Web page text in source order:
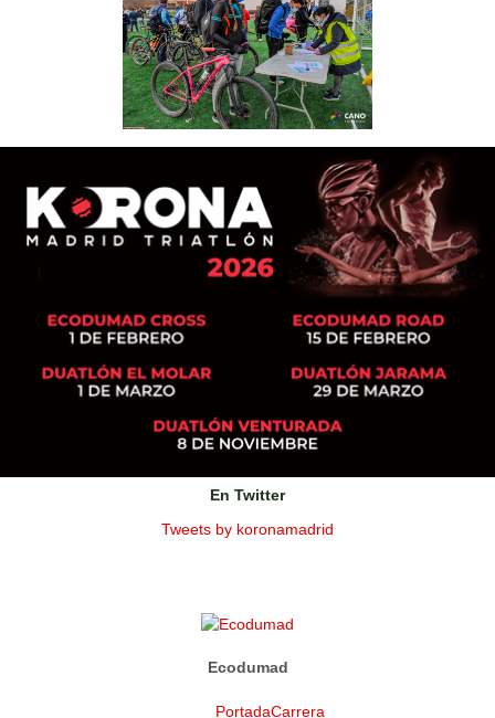
En Twitter
Tweets by koronamadrid
Ecodumad
PortadaCarrera